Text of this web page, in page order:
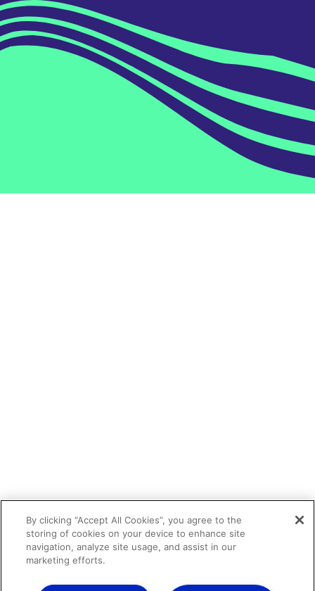
By clicking “Accept All Cookies”, you agree to the
storing of cookies on your device to enhance site
navigation, analyze site usage, and assist in our
marketing efforts.